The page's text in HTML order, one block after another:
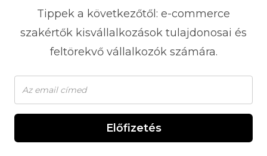
Tippek a következőtől: e-commerce
szakértők kisvállalkozások tulajdonosai és
feltörekvő vállalkozók számára.
Előfizetés